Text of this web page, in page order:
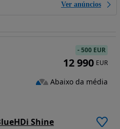
Ver anúncios
Shine
-500 EUR
12 990 EUR
Abaixo da média